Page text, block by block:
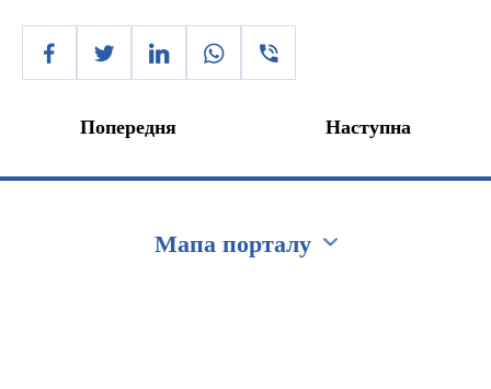
Попередня Наступна
Мапа порталу